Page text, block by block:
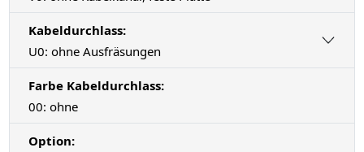
Kabeldurchlass:
U0: ohne Ausfräsungen
Farbe Kabeldurchlass:
00: ohne
Option: